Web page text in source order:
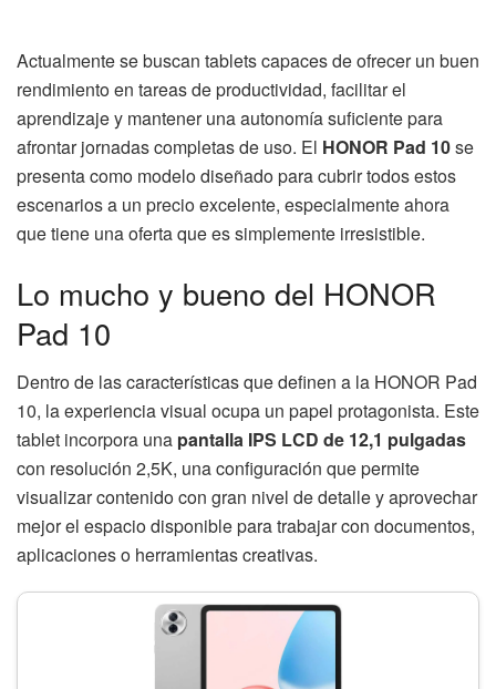
Actualmente se buscan tablets capaces de ofrecer un buen
rendimiento en tareas de productividad, facilitar el
aprendizaje y mantener una autonomía suficiente para
afrontar jornadas completas de uso. El HONOR Pad 10se
presenta como modelo diseñado para cubrir todos estos
escenarios a un precio excelente, especialmente ahora
que tiene una oferta que es simplemente irresistible.
Lo mucho y bueno del HONOR
Pad 10
Dentro de las características que definen a la HONOR Pad
10, la experiencia visual ocupa un papel protagonista. Este
tablet incorpora una pantalla IPS LCD de 12,1 pulgadas
con resolución 2,5K, una configuración que permite
visualizar contenido con gran nivel de detalle y aprovechar
mejor el espacio disponible para trabajar con documentos,
aplicaciones o herramientas creativas.